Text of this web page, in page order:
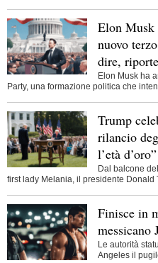
Elon Musk
nuovo
dire,
Elon Musk ha
Party, una formazione politica che
Trump
rilancio
l’età d’oro”
Dal balcone
first lady Melania, il presidente Donald
Finisce in
messicano
Le autorità
Angeles il